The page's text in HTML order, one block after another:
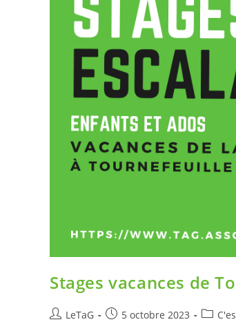
Stages vacances de
LeTaG 5 octobre 2023